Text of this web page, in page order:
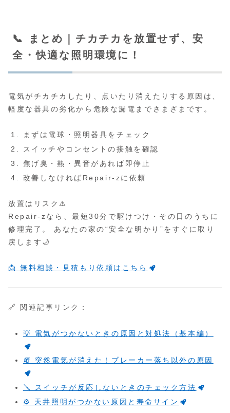
📞 まとめ｜チカチカを放置せず、安
全・快適な照明環境に！
電気がチカチカしたり、点いたり消えたりする原因は、
軽度な器具の劣化から危険な漏電までさまざまです。
まずは電球・照明器具をチェック
スイッチやコンセントの接触を確認
焦げ臭・熱・異音があれば即停止
改善しなければRepair-zに依頼
放置はリスク⚠️
Repair-zなら、最短30分で駆けつけ・その日のうちに
修理完了。 あなたの家の“安全な明かり”をすぐに取り
戻します🌙
📩 無料相談・見積もり依頼はこちら
🔗 関連記事リンク：
💡 電気がつかないときの原因と対処法（基本編）
🧯 突然電気が消えた！ブレーカー落ち以外の原因
🪛 スイッチが反応しないときのチェック方法
⚙️ 天井照明がつかない原因と寿命サイン